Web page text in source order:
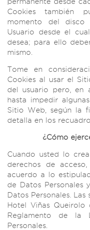
Cookies también
momento del
Usuario desde el
desea; para ello
mismo.
Tome en
Cookies al usar el
del usuario pero, en
hasta impedir
Sitio Web, según la
detalla en los
¿Cómo
Cuando usted lo
derechos de
acuerdo a lo
de Datos Personales
Datos Personales.
Hotel Viñas
Reglamento de la
Personales.